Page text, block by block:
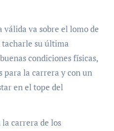
va sobre el lomo de
tacharle su última
condiciones físicas,
para la carrera y con un
en el tope del
carrera de los